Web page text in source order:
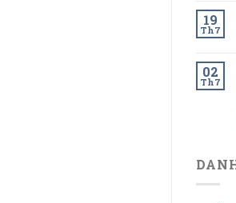
19
Th7
02
Th7